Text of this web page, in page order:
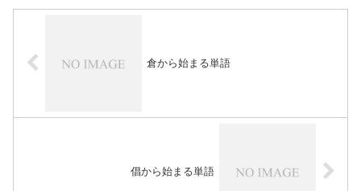
倉から始まる単語
倡から始まる単語